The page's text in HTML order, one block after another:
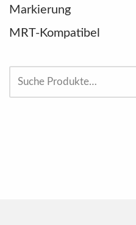
Markierung
MRT-Kompatibel